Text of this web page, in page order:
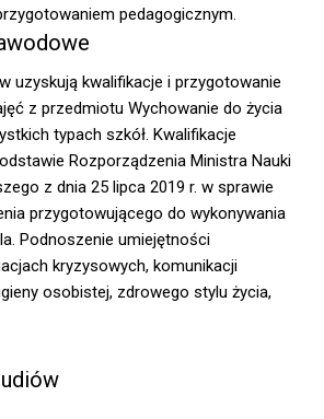
pedagogicznym.
uzyskują kwalifikacje i przygotowanie
z przedmiotu Wychowanie do życia
typach szkół. Kwalifikacje
Rozporządzenia Ministra Nauki
z dnia 25 lipca 2019 r. w sprawie
przygotowującego do wykonywania
Podnoszenie umiejętności
kryzysowych, komunikacji
osobistej, zdrowego stylu życia,